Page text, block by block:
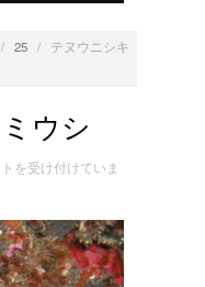
/ 25 /
テヌウニシキ
ウシ
を受け付けていま